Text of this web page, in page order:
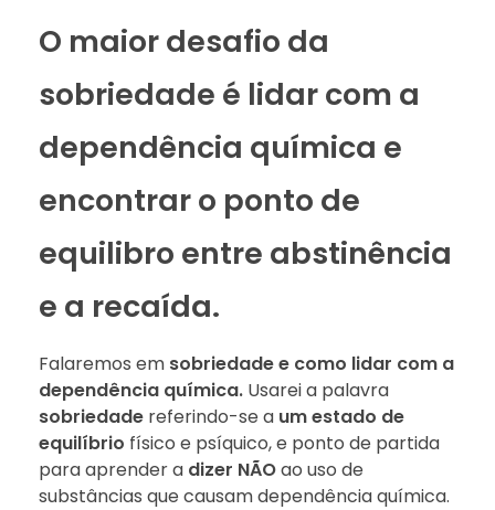
O maior desafio da
sobriedade é lidar com a
dependência química e
encontrar o ponto de
equilibro entre abstinência
e a recaída.
Falaremos em sobriedade e como lidar com a
dependência química. Usarei a palavra
sobriedade referindo-se a um estado de
equilíbrio físico e psíquico, e ponto de partida
para aprender a dizer NÃOao uso de
substâncias que causam dependência química.